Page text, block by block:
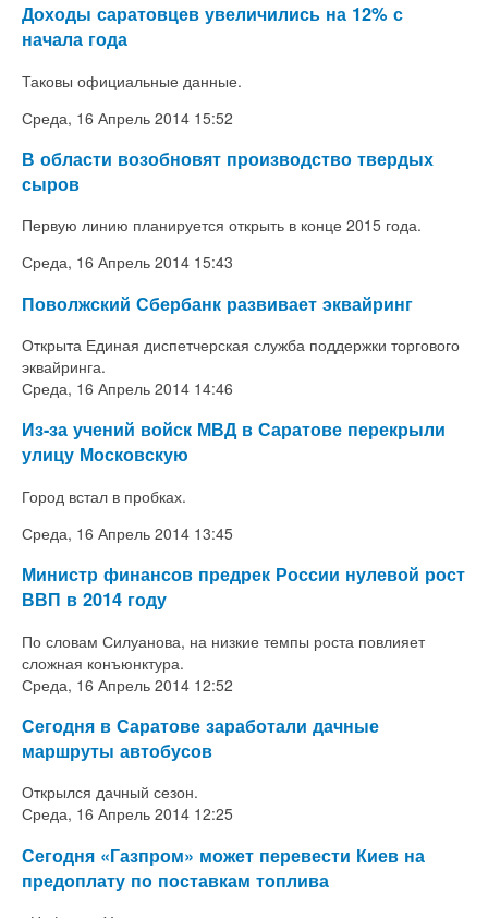
Доходы саратовцев увеличились на 12% с
начала года
Таковы официальные данные.
Среда, 16 Апрель 2014 15:52
В области возобновят производство твердых
сыров
Первую линию планируется открыть в конце 2015 года.
Среда, 16 Апрель 2014 15:43
Поволжский Сбербанк развивает эквайринг
Открыта Единая диспетчерская служба поддержки торгового
эквайринга.
Среда, 16 Апрель 2014 14:46
Из-за учений войск МВД в Саратове перекрыли
улицу Московскую
Город встал в пробках.
Среда, 16 Апрель 2014 13:45
Министр финансов предрек России нулевой рост
ВВП в 2014 году
По словам Силуанова, на низкие темпы роста повлияет
сложная конъюнктура.
Среда, 16 Апрель 2014 12:52
Сегодня в Саратове заработали дачные
маршруты автобусов
Открылся дачный сезон.
Среда, 16 Апрель 2014 12:25
Сегодня «Газпром» может перевести Киев на
предоплату по поставкам топлива